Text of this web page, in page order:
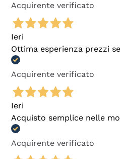
Acquirente verificato
Ieri
Ottima esperienza prezzi
Acquirente verificato
Ieri
Acquisto semplice nelle
Acquirente verificato